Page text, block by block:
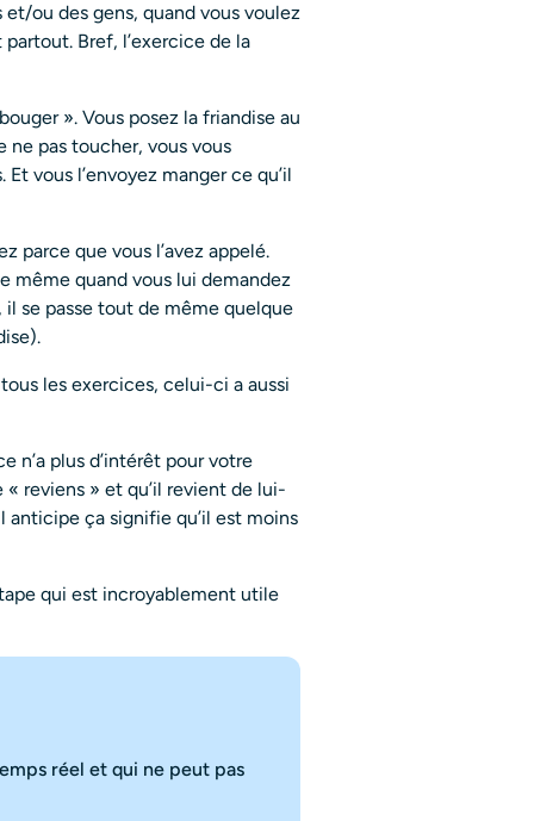
ou des gens, quand vous voulez
Bref, l’exercice de la
». Vous posez la friandise au
ne pas toucher, vous vous
vous l’envoyez manger ce qu’il
parce que vous l’avez appelé.
même quand vous lui demandez
se passe tout de même quelque
les exercices, celui-ci a aussi
n’a plus d’intérêt pour votre
reviens » et qu’il revient de lui-
anticipe ça signifie qu’il est moins
qui est incroyablement utile
réel et qui ne peut pas